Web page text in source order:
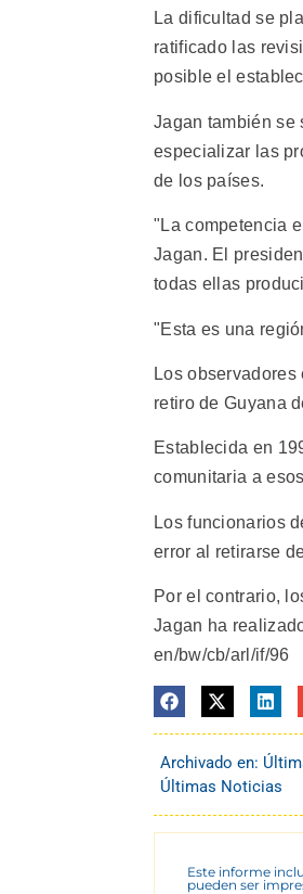
La dificultad se
ratificado las
posible el
Jagan también se
especializar las
de los países.
"La competencia
Jagan. El
todas ellas
"Esta es una
Los
retiro de Guyana
Establecida en
comunitaria a
Los funcionarios
error al retirarse
Por el contrario,
Jagan ha
en/bw/cb/arl/if/96
Archivado en:
Últimas Noticias
Este informe
pueden ser